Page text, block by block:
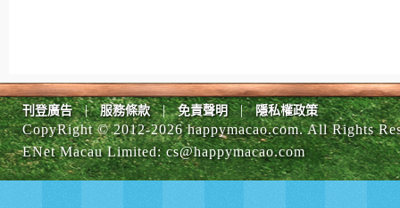
刊登廣告 | 服務條款 | 免責聲明 | 隱私權政策
CopyRight © 2012-2026 happymacao.com. All Rights
ENet Macau Limited:cs@happymacao.com